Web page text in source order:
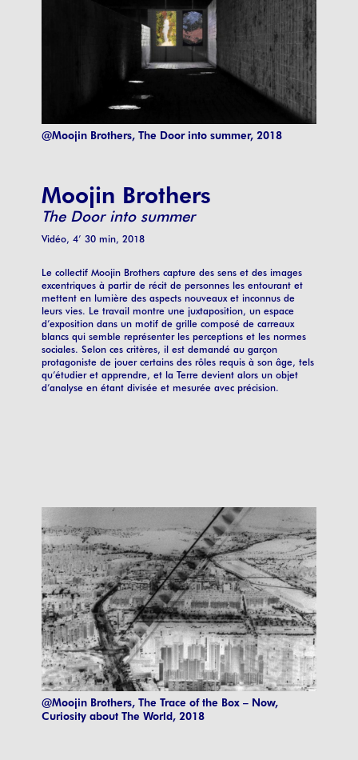
@Moojin Brothers, The Door into summer, 2018
Moojin Brothers
The Door into summer
Vidéo, 4’ 30 min, 2018
Le collectif Moojin Brothers capture des sens et des images
excentriques à partir de récit de personnes les entourant et
mettent en lumière des aspects nouveaux et inconnus de
leurs vies. Le travail montre une juxtaposition, un espace
d’exposition dans un motif de grille composé de carreaux
blancs qui semble représenter les perceptions et les normes
sociales. Selon ces critères, il est demandé au garçon
protagoniste de jouer certains des rôles requis à son âge, tels
qu’étudier et apprendre, et la Terre devient alors un objet
d’analyse en étant divisée et mesurée avec précision.
@Moojin Brothers, The Trace of the Box – Now,
Curiosity about The World, 2018